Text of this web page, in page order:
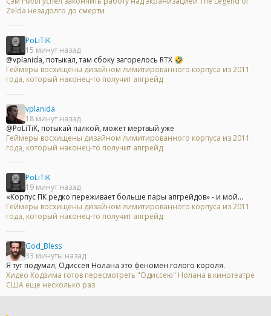
Zelda незадолго до смерти
PoLiTiK
15 минут назад
@vplanida, потыкал, там сбоку загорелось RTX 🤣
Геймеры восхищены дизайном лимитированного корпуса из 2011
года, который наконец-то получит апгрейд
vplanida
18 минут назад
@PoLiTiK, потыкай палкой, может мертвый уже
Геймеры восхищены дизайном лимитированного корпуса из 2011
года, который наконец-то получит апгрейд
PoLiTiK
19 минут назад
«Корпус ПК редко переживает больше пары апгрейдов» - и мой...
Геймеры восхищены дизайном лимитированного корпуса из 2011
года, который наконец-то получит апгрейд
God_Bless
33 минуты назад
Я тут подумал, Одиссея Нолана это феномен голого короля.
Хидео Кодзима готов пересмотреть "Одиссею" Нолана в кинотеатре
США еще несколько раз